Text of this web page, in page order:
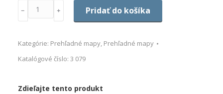
Množstvo
﹣ ﹢ Pridať do košíka
Kategórie: Prehľadné mapy, Prehľadné mapy
Katalógové číslo: 3 079
Zdieľajte tento produkt